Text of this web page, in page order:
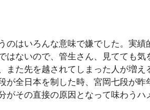
のはいろんな意味で嫌でした。実績
はないので、管生さん、見てても気
また先を越されてしまった人が増え
が全日本を制した時、宮岡七段が昨
その直接の原因となって味わうハ